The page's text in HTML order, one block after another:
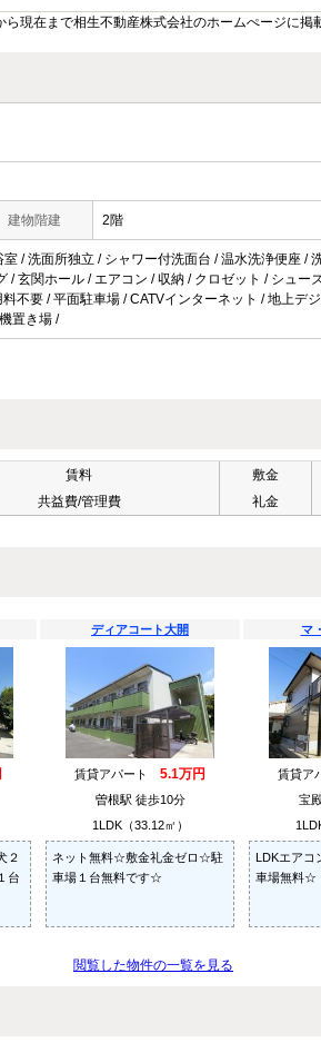
現在まで相生不動産株式会社のホームぺージに掲
建物階建 2階
/ 洗面所独立 / シャワー付洗面台 / 温水洗浄便座 /
/ 玄関ホール / エアコン / 収納 / クロゼット / シュ
不要 / 平面駐車場 / CATVインターネット / 地上デ
置き場 /
賃料
共益費/管理費
敷金
礼金
２
台
ディアコート大開
賃貸アパート 5.1万円
曽根駅 徒歩10分
1LDK（33.12㎡）
ネット無料☆敷金礼金ゼロ☆駐
車場１台無料です☆
マ
賃貸ア
宝
LDKエア
車場無料☆
閲覧した物件の一覧を見る